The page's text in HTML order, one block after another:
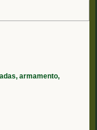
armamento,